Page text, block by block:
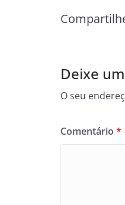
Deixe
O seu
Comentário *